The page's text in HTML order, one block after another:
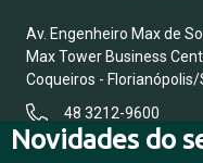
Novidades do
Av. Engenheiro Max de
Max Tower Business
Coqueiros - Florianópolis/
48 3212-9600